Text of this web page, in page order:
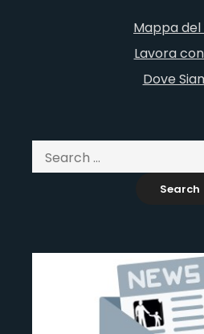
Mappa del
Lavora
Dove